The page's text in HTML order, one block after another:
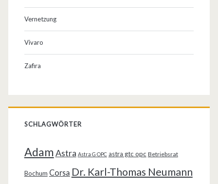
Vernetzung
Vivaro
Zafira
SCHLAGWÖRTER
AdamAstra Astra G OPC astra gtc opc Betriebsrat
Bochum Corsa Dr. Karl-Thomas Neumann